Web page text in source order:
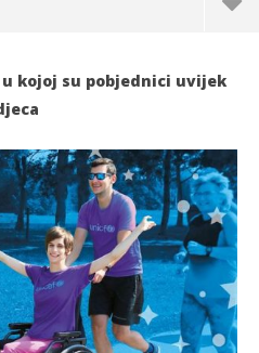
OTVORENO
kojoj su pobjednici uvijek